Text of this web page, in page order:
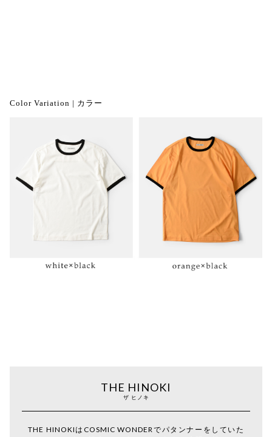
Color Variation | カラー
THE HINOKI
ザ ヒノキ
THE HINOKIはCOSMIC WONDERでパタンナーをしていた